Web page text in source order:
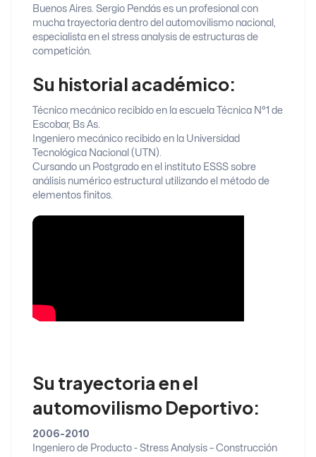
Buenos Aires. Sergio Pendás es un profesional con
mucha trayectoria dentro del automovilismo nacional,
especialista en el stress analysis de estructuras de
competición.
Su historial académico:
Técnico mecánico recibido en la escuela Técnica N°1 de
Escobar, Bs As.
Ingeniero mecánico recibido en la Universidad
Tecnológica Nacional (UTN).
Cursando un Postgrado en el instituto ESSS sobre
análisis numérico estructural utilizando el método de
elementos finitos.
Su trayectoria en el
automovilismo Deportivo:
2006-2010
Ingeniero de Producto - Stress Analysis – Construcción